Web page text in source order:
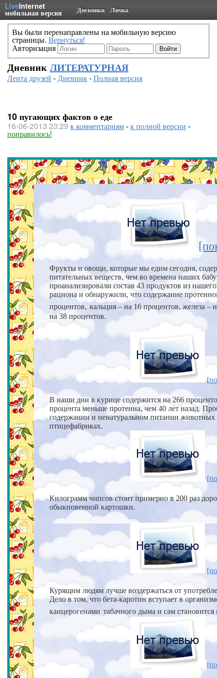
LiveInternet
мобильная версия Дневники Личка
Вы были перенаправлены на мобильную версию
страницы. Вернуться!
Авторизация
Дневник ЛИТЕРАТУРНАЯ
Лента друзей -Дневник-Полная версия
10 пугающих фактов о еде
16-06-2013 23:29 к комментариям-к полной версии -
понравилось!
Фрукты и овощи, которые мы едим сегодня,
питательных веществ, чем во времена наших
проанализировали состав 43 продуктов из
рациона и обнаружили, что содержание
процентов, кальция – на 16 процентов, железа –
на 38 процентов.
В наши дни в курице содержится на 266
процента меньше протеина, чем 40 лет назад.
содержании и ненатуральном питании
птицефабриках.
Килограмм чипсов стоит примерно в 200 раз
обыкновенной картошки.
Курящим людям лучше воздержаться от
Дело в том, что бета-каротин вступает в
канцерогенами табачного дыма и сам